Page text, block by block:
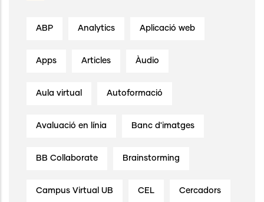
ABP Analytics Aplicació web
Apps Articles Àudio
Aula virtual Autoformació
Avaluació en línia Banc d'imatges
BB Collaborate Brainstorming
Campus Virtual UB CEL Cercadors